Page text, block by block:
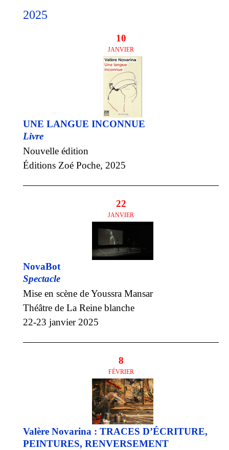
2025
10
JANVIER
UNE LANGUE INCONNUE
Livre
Nouvelle édition
Éditions Zoé Poche, 2025
22
JANVIER
NovaBot
Spectacle
Mise en scène de Youssra Mansar
Théâtre de La Reine blanche
22-23 janvier 2025
8
FÉVRIER
Valère Novarina : TRACES D’ÉCRITURE,
PEINTURES, RENVERSEMENT